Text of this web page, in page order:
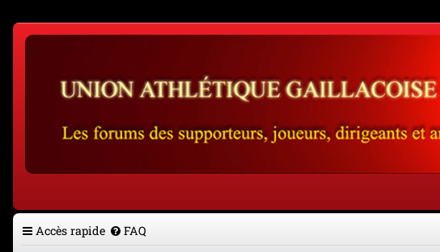
Accès rapide FAQ